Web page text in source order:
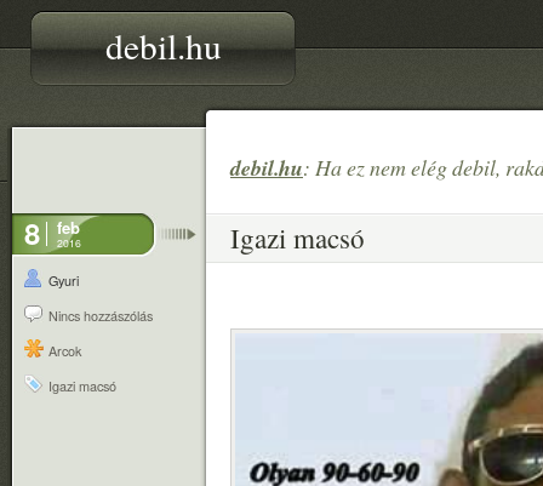
debil.hu
debil.hu: Ha ez nem elég debil,
8 feb
2016
Gyuri
Nincs hozzászólás
Arcok
Igazi macsó
Igazi macsó